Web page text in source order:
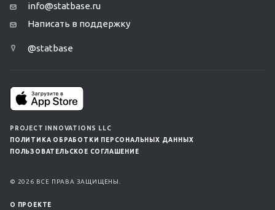
info@statbase.ru
Написать в поддержку
@statbase
PROJECT INNOVATIONS LLC
ПОЛИТИКА ОБРАБОТКИ ПЕРСОНАЛЬНЫХ ДАННЫХ
ПОЛЬЗОВАТЕЛЬСКОЕ СОГЛАШЕНИЕ
© 2026 ВСЕ ПРАВА ЗАЩИЩЕНЫ.
О ПРОЕКТЕ